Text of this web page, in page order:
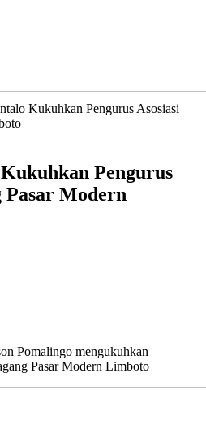
Kukuhkan Pengurus Asosiasi
Pengurus
Pasar Modern
Pomalingo mengukuhkan
Pasar Modern Limboto